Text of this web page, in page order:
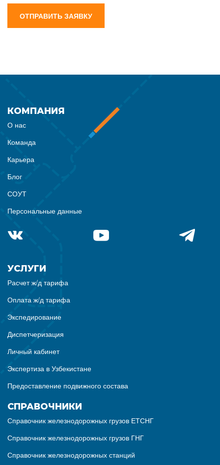
ОТПРАВИТЬ ЗАЯВКУ
КОМПАНИЯ
О нас
Команда
Карьера
Блог
СОУТ
Персональные данные
УСЛУГИ
Расчет ж/д тарифа
Оплата ж/д тарифа
Экспедирование
Диспетчеризация
Личный кабинет
Экспертиза в Узбекистане
Предоставление подвижного состава
СПРАВОЧНИКИ
Справочник железнодорожных грузов ЕТСНГ
Справочник железнодорожных грузов ГНГ
Справочник железнодорожных станций